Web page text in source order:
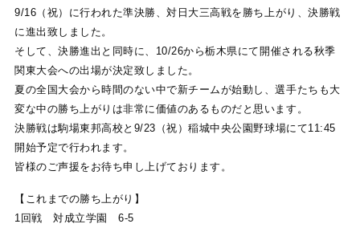
9/16（祝）に行われた準決勝、対日大三高戦を勝ち上がり、決勝戦
に進出致しました。
そして、決勝進出と同時に、10/26から栃木県にて開催される秋季
関東大会への出場が決定致しました。
夏の全国大会から時間のない中で新チームが始動し、選手たちも大
変な中の勝ち上がりは非常に価値のあるものだと思います。
決勝戦は駒場東邦高校と9/23（祝）稲城中央公園野球場にて11:45
開始予定で行われます。
皆様のご声援をお待ち申し上げております。
【これまでの勝ち上がり】
1回戦 対成立学園 6-5